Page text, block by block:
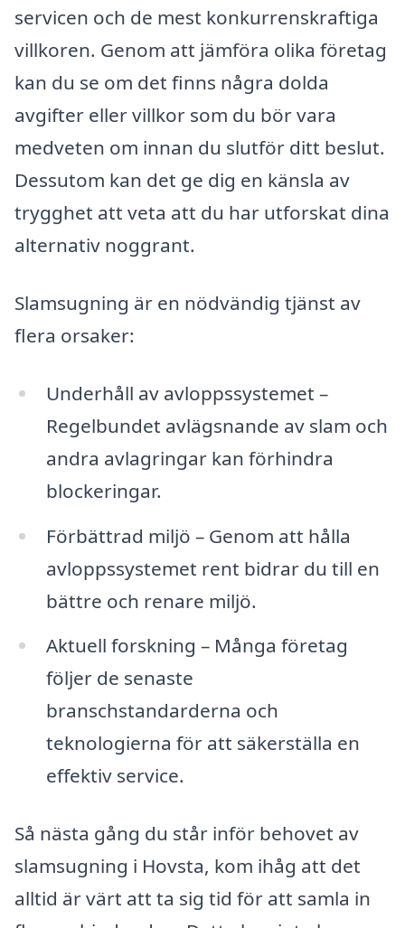
servicen och de mest konkurrenskraftiga
villkoren. Genom att jämföra olika företag
kan du se om det finns några dolda
avgifter eller villkor som du bör vara
medveten om innan du slutför ditt beslut.
Dessutom kan det ge dig en känsla av
trygghet att veta att du har utforskat dina
alternativ noggrant.
Slamsugning är en nödvändig tjänst av
flera orsaker:
Underhåll av avloppssystemet –
Regelbundet avlägsnande av slam och
andra avlagringar kan förhindra
blockeringar.
Förbättrad miljö – Genom att hålla
avloppssystemet rent bidrar du till en
bättre och renare miljö.
Aktuell forskning – Många företag
följer de senaste
branschstandarderna och
teknologierna för att säkerställa en
effektiv service.
Så nästa gång du står inför behovet av
slamsugning i Hovsta, kom ihåg att det
alltid är värt att ta sig tid för att samla in